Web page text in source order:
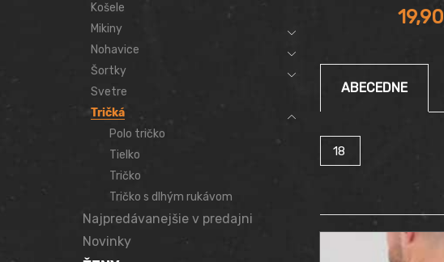
19,90
ABECEDNE
Products
per
Košele
Mikiny
Nohavice
Šortky
Svetre
Tričká
Polo tričko
Tielko
Tričko
Tričko s dlhým rukávom
Najpredávanejšie v predajni
Novinky